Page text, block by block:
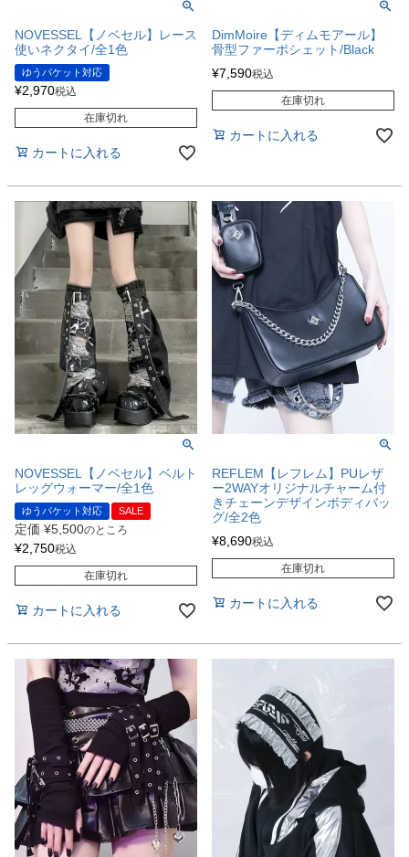
NOVESSEL【ノベセル】レース
使いネクタイ/全1色
ゆうパケット対応
¥2,970税込
在庫切れ
カートに入れる
DimMoire【ディムモアール】
骨型ファーポシェット/Black
¥7,590税込
在庫切れ
カートに入れる
NOVESSEL【ノベセル】ベルト
レッグウォーマー/全1色
ゆうパケット対応 SALE
定価 ¥5,500のところ
¥2,750税込
在庫切れ
カートに入れる
REFLEM【レフレム】PUレザ
ー2WAYオリジナルチャーム付
きチェーンデザインボディバッ
グ/全2色
¥8,690税込
在庫切れ
カートに入れる